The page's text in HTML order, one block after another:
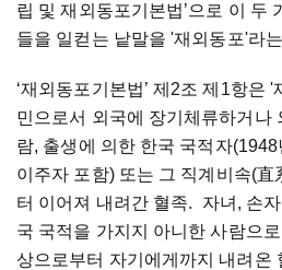
립 및 재외동포기본법’으로 이 두
들을 일컫는 낱말을 '재외동포'라
‘재외동포기본법’ 제2조 제1항은
민으로서 외국에 장기체류하거나
람, 출생에 의한 한국 국적자
이주자 포함) 또는 그 직계비속(直
터 이어져 내려간 혈족. 자녀, 손
국 국적을 가지지 아니한 사람으
상으로부터 자기에게까지 내려온